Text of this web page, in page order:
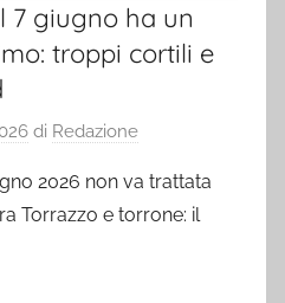
7 giugno ha un
troppi cortili e
di Redazione
2026 non va trattata
Torrazzo e torrone: il